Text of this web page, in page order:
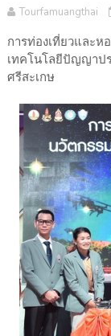
Tourfamuangthai
การท่องเที่ยวและห
เทคโนโลยีปัญญาปร
ศรีสะเกษ